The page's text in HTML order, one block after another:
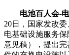
电池百人会-
20日，国家发改
电基础设施服务
意见稿），提出